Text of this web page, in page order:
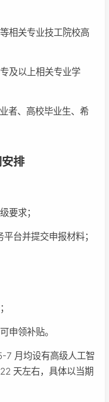
相关专业技工院校高
及以上相关专业学
者、高校毕业生、希
排
要求；
台并提交申报材料；
申领补贴。
7 月均设有高级人工智
天左右，具体以当期